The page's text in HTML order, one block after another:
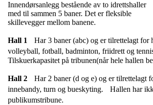
Innendørsanlegg bestående av to idrettshaller
med til sammen 5 baner. Det er fleksible
skillevegger mellom banene.
Hall 1 Har 3 baner (abc) og er tilrettelagt for
volleyball, fotball, badminton, friidrett og
Tilskuerkapasitet på tribunen(når hele hallen
Hall 2 Har 2 baner (d og e) og er tilrettelagt
innebandy, turn og bueskyting. Hallen har
publikumstribune.